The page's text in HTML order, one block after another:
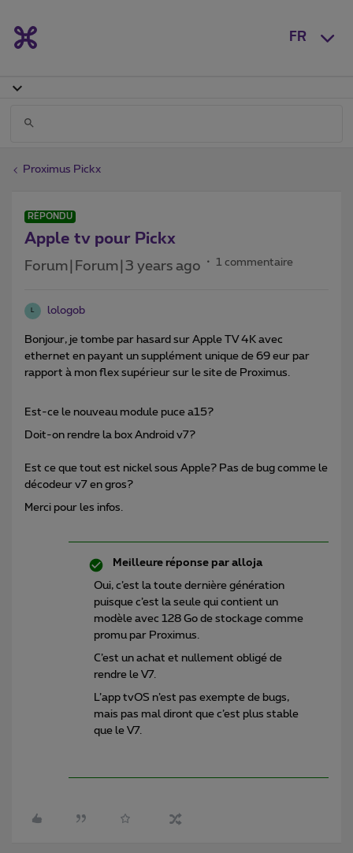
FR
Proximus Pickx
RÉPONDU
Apple tv pour Pickx
Forum|Forum|3 years ago 1 commentaire
L lologob
Bonjour, je tombe par hasard sur Apple TV 4K avec
ethernet en payant un supplément unique de 69 eur par
rapport à mon flex supérieur sur le site de Proximus.
Est-ce le nouveau module puce a15?
Doit-on rendre la box Android v7?
Est ce que tout est nickel sous Apple? Pas de bug comme le
décodeur v7 en gros?
Merci pour les infos.
Meilleure réponse par alloja
Oui, c’est la toute dernière génération
puisque c’est la seule qui contient un
modèle avec 128 Go de stockage comme
promu par Proximus.
C’est un achat et nullement obligé de
rendre le V7.
L’app tvOS n’est pas exempte de bugs,
mais pas mal diront que c’est plus stable
que le V7.